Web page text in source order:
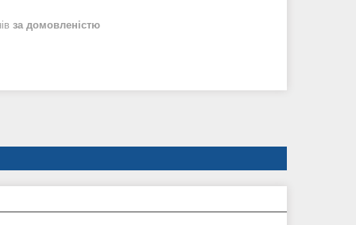
за домовленістю